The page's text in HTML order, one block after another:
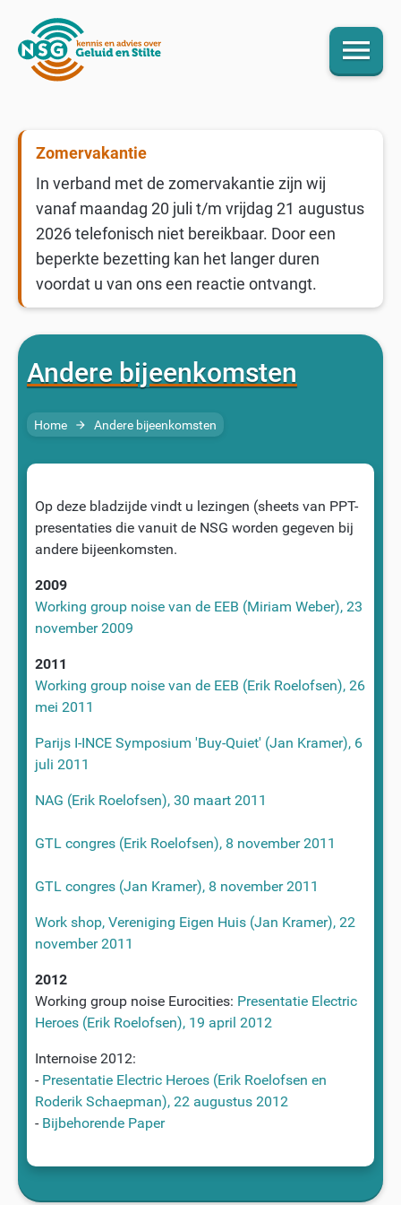
menu
Zomervakantie
In verband met de zomervakantie zijn wij
vanaf maandag 20 juli t/m vrijdag 21 augustus
2026 telefonisch niet bereikbaar. Door een
beperkte bezetting kan het langer duren
voordat u van ons een reactie ontvangt.
Andere bijeenkomsten
Home arrow_forward Andere bijeenkomsten
Op deze bladzijde vindt u lezingen (sheets van PPT-
presentaties die vanuit de NSG worden gegeven bij
andere bijeenkomsten.
2009
Working group noise van de EEB (Miriam Weber), 23
november 2009
2011
Working group noise van de EEB (Erik Roelofsen), 26
mei 2011
Parijs I-INCE Symposium 'Buy-Quiet' (Jan Kramer), 6
juli 2011
NAG (Erik Roelofsen), 30 maart 2011
GTL congres (Erik Roelofsen), 8 november 2011
GTL congres (Jan Kramer), 8 november 2011
Work shop, Vereniging Eigen Huis (Jan Kramer), 22
november 2011
2012
Working group noise Eurocities: Presentatie Electric
Heroes (Erik Roelofsen), 19 april 2012
Internoise 2012:
- Presentatie Electric Heroes (Erik Roelofsen en
Roderik Schaepman), 22 augustus 2012
-Bijbehorende Paper